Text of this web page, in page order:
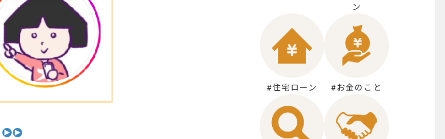
ン
#住宅ローン #お金のこと